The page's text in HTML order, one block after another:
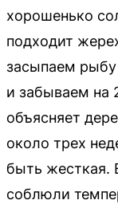
хорошенько
подходит
засыпаем
и забываем на
объясняет
около трех
быть жесткая.
соблюли